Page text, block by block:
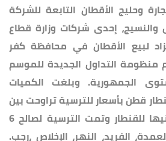
وحليج الأقطان التابعة للشركة
والنسيج، إحدى شركات وزارة قطاع
لبيع الأقطان في محافظة كفر
منظومة التداول الجديدة للموسم
على مستوى الجمهورية. وبلغت الكميات
4.9 ألف قنطار قطن بأسعار للترسية تراوحت بين
4540 جنيها و4590 جنيها للقنطار وتمت الترسية لصالح 6
الفريد، النهر، الإخلاص ،رجب.